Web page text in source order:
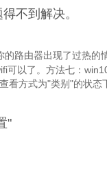
不到解决。
的路由器出现了过热的
可以了。方法七：
看方式为"类别"的状态
"